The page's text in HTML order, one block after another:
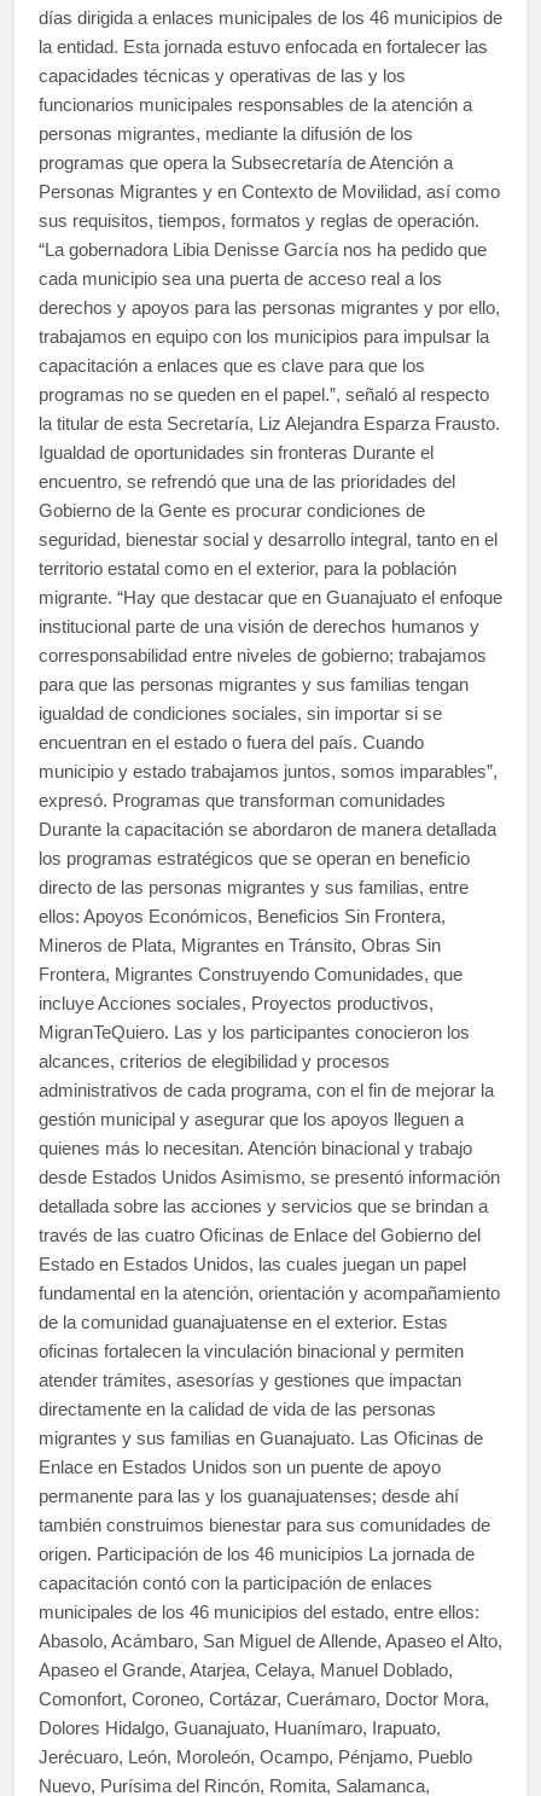
días dirigida a enlaces municipales de los 46 municipios de
la entidad. Esta jornada estuvo enfocada en fortalecer las
capacidades técnicas y operativas de las y los
funcionarios municipales responsables de la atención a
personas migrantes, mediante la difusión de los
programas que opera la Subsecretaría de Atención a
Personas Migrantes y en Contexto de Movilidad, así como
sus requisitos, tiempos, formatos y reglas de operación.
“La gobernadora Libia Denisse García nos ha pedido que
cada municipio sea una puerta de acceso real a los
derechos y apoyos para las personas migrantes y por ello,
trabajamos en equipo con los municipios para impulsar la
capacitación a enlaces que es clave para que los
programas no se queden en el papel.”, señaló al respecto
la titular de esta Secretaría, Liz Alejandra Esparza Frausto.
Igualdad de oportunidades sin fronteras Durante el
encuentro, se refrendó que una de las prioridades del
Gobierno de la Gente es procurar condiciones de
seguridad, bienestar social y desarrollo integral, tanto en el
territorio estatal como en el exterior, para la población
migrante. “Hay que destacar que en Guanajuato el enfoque
institucional parte de una visión de derechos humanos y
corresponsabilidad entre niveles de gobierno; trabajamos
para que las personas migrantes y sus familias tengan
igualdad de condiciones sociales, sin importar si se
encuentran en el estado o fuera del país. Cuando
municipio y estado trabajamos juntos, somos imparables”,
expresó. Programas que transforman comunidades
Durante la capacitación se abordaron de manera detallada
los programas estratégicos que se operan en beneficio
directo de las personas migrantes y sus familias, entre
ellos: Apoyos Económicos, Beneficios Sin Frontera,
Mineros de Plata, Migrantes en Tránsito, Obras Sin
Frontera, Migrantes Construyendo Comunidades, que
incluye Acciones sociales, Proyectos productivos,
MigranTeQuiero. Las y los participantes conocieron los
alcances, criterios de elegibilidad y procesos
administrativos de cada programa, con el fin de mejorar la
gestión municipal y asegurar que los apoyos lleguen a
quienes más lo necesitan. Atención binacional y trabajo
desde Estados Unidos Asimismo, se presentó información
detallada sobre las acciones y servicios que se brindan a
través de las cuatro Oficinas de Enlace del Gobierno del
Estado en Estados Unidos, las cuales juegan un papel
fundamental en la atención, orientación y acompañamiento
de la comunidad guanajuatense en el exterior. Estas
oficinas fortalecen la vinculación binacional y permiten
atender trámites, asesorías y gestiones que impactan
directamente en la calidad de vida de las personas
migrantes y sus familias en Guanajuato. Las Oficinas de
Enlace en Estados Unidos son un puente de apoyo
permanente para las y los guanajuatenses; desde ahí
también construimos bienestar para sus comunidades de
origen. Participación de los 46 municipios La jornada de
capacitación contó con la participación de enlaces
municipales de los 46 municipios del estado, entre ellos:
Abasolo, Acámbaro, San Miguel de Allende, Apaseo el Alto,
Apaseo el Grande, Atarjea, Celaya, Manuel Doblado,
Comonfort, Coroneo, Cortázar, Cuerámaro, Doctor Mora,
Dolores Hidalgo, Guanajuato, Huanímaro, Irapuato,
Jerécuaro, León, Moroleón, Ocampo, Pénjamo, Pueblo
Nuevo, Purísima del Rincón, Romita, Salamanca,